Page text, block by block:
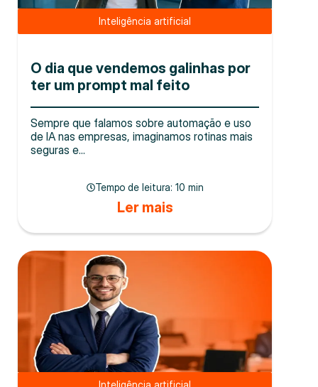
Inteligência artificial
O dia que vendemos galinhas por
ter um prompt mal feito
Sempre que falamos sobre automação e uso
de IA nas empresas, imaginamos rotinas mais
seguras e...
Tempo de leitura: 10 min
Ler mais
Inteligência artificial